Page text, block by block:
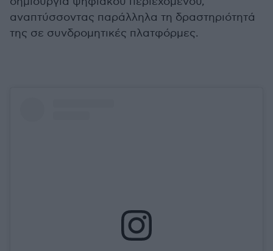
αναπτύσσοντας παράλληλα τη δραστηριότητά
της σε συνδρομητικές πλατφόρμες.